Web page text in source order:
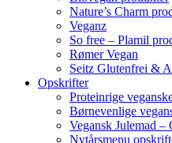
Nature’s Charm
Veganz
So free – Plamil
Rømer Vegan
Seitz Glutenfrei &
Opskrifter
Proteinrige
Børnevenlige
Vegansk Julemad –
Nytårsmenu